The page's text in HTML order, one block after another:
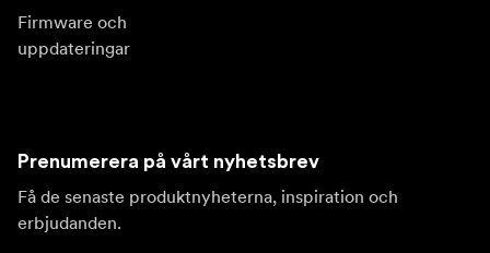
Firmware och
uppdateringar
Prenumerera på vårt nyhetsbrev
Få de senaste produktnyheterna, inspiration och
erbjudanden.